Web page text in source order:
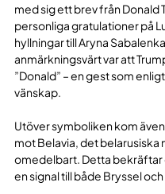
med sig ett brev från Donald
personliga gratulationer på
hyllningar till Aryna
anmärkningsvärt var att
”Donald” – en gest som
vänskap.
Utöver symboliken kom
mot Belavia, det
omedelbart. Detta bekräftar
en signal till både Bryssel